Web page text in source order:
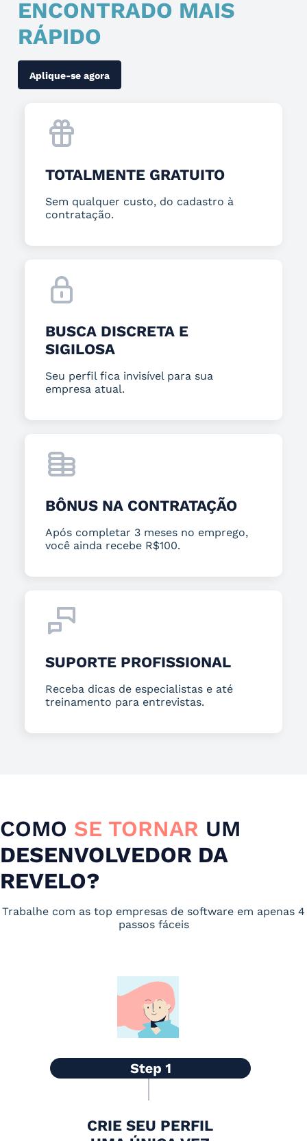
ENCONTRADO MAIS
RÁPIDO
Aplique-se agora
TOTALMENTE GRATUITO
Sem qualquer custo, do cadastro à
contratação.
BUSCA DISCRETA E
SIGILOSA
Seu perfil fica invisível para sua
empresa atual.
BÔNUS NA CONTRATAÇÃO
Após completar 3 meses no emprego,
você ainda recebe R$100.
SUPORTE PROFISSIONAL
Receba dicas de especialistas e até
treinamento para entrevistas.
COMO SE TORNAR UM
DESENVOLVEDOR DA
REVELO?
Trabalhe com as top empresas de software em apenas 4
passos fáceis
CRIE SEU PERFIL